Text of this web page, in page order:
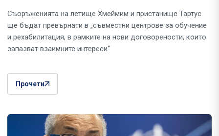
Съоръженията на летище Хмеймим и пристанище Тартус
ще бъдат превърнати в „съвместни центрове за обучение
и рехабилитация, в рамките на нови договорености, които
запазват взаимните интереси“
Прочети